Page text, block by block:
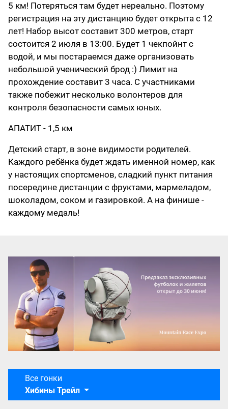
5 км! Потеряться там будет нереально. Поэтому
регистрация на эту дистанцию будет открыта с 12
лет! Набор высот составит 300 метров, старт
состоится 2 июля в 13:00. Будет 1 чекпойнт с
водой, и мы постараемся даже организовать
небольшой ученический брод :) Лимит на
прохождение составит 3 часа. С участниками
также побежит несколько волонтеров для
контроля безопасности самых юных.
АПАТИТ - 1,5 км
Детский старт, в зоне видимости родителей.
Каждого ребёнка будет ждать именной номер, как
у настоящих спортсменов, сладкий пункт питания
посередине дистанции с фруктами, мармеладом,
шоколадом, соком и газировкой. А на финише -
каждому медаль!
Все гонки
Хибины Трейл